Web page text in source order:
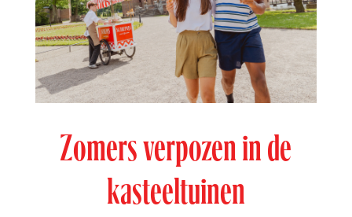
Zomers verpozen in de
kasteeltuinen